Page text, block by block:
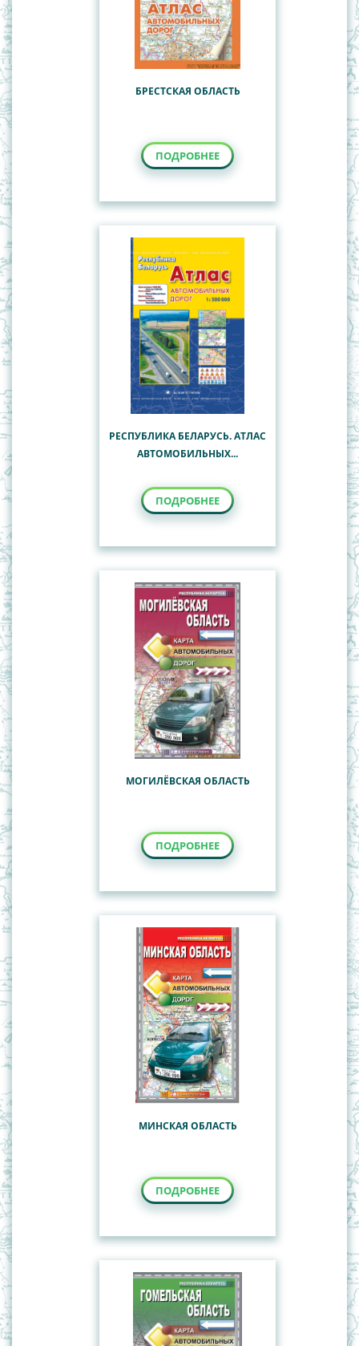
БРЕСТСКАЯ ОБЛАСТЬ
ПОДРОБНЕЕ
РЕСПУБЛИКА БЕЛАРУСЬ. АТЛАС
АВТОМОБИЛЬНЫХ...
ПОДРОБНЕЕ
МОГИЛЁВСКАЯ ОБЛАСТЬ
ПОДРОБНЕЕ
МИНСКАЯ ОБЛАСТЬ
ПОДРОБНЕЕ